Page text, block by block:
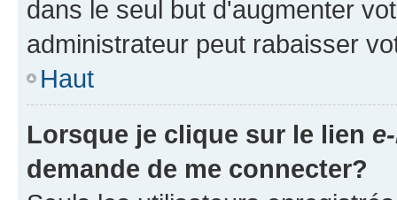
dans le seul but d'augmenter
administrateur peut rabaisser
Haut
Lorsque je clique sur le lien
demande de me connecter?